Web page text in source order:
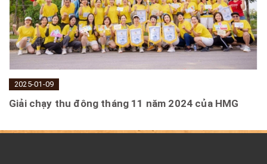
2025-01-09
Giải chạy thu đông tháng 11 năm 2024 của HMG